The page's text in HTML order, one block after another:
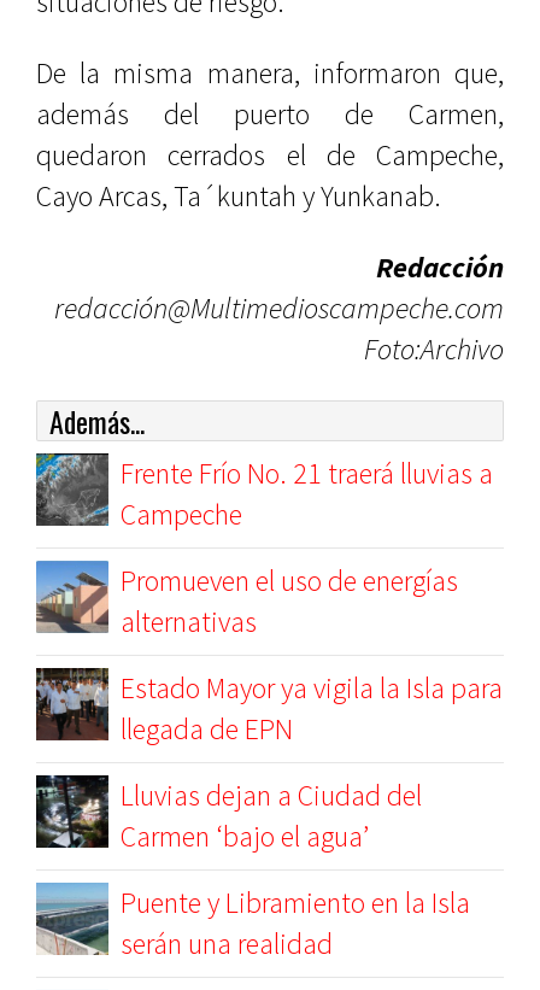
De la misma manera, informaron que,
además del puerto de Carmen,
quedaron cerrados el de Campeche,
Cayo Arcas, Ta´kuntah y Yunkanab.
Redacción
redacción@Multimedioscampeche.com
Foto:Archivo
Además...
Frente Frío No. 21 traerá lluvias a
Campeche
Promueven el uso de energías
alternativas
Estado Mayor ya vigila la Isla para
llegada de EPN
Lluvias dejan a Ciudad del
Carmen ‘bajo el agua’
Puente y Libramiento en la Isla
serán una realidad